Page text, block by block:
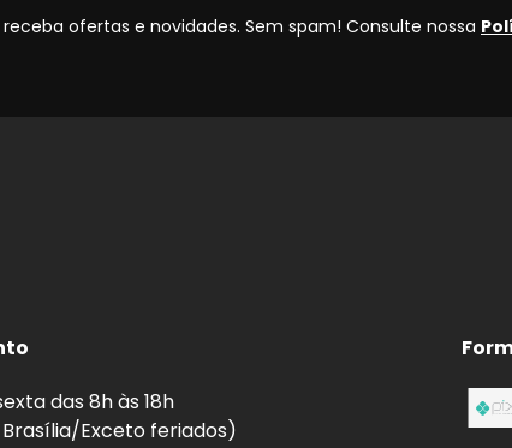
ofertas e novidades. Sem spam! Consulte nossa
das 8h às 18h
Exceto feriados)